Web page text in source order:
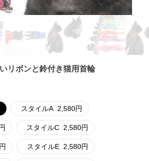
リボンと鈴付き猫用首輪
スタイルA 2,580円
スタイルC 2,580円
円 スタイルE 2,580円